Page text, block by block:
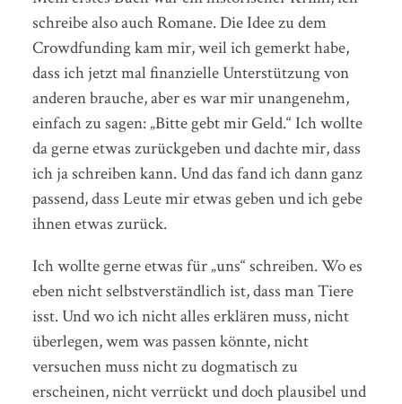
schreibe also auch Romane. Die Idee zu dem
Crowdfunding kam mir, weil ich gemerkt habe,
dass ich jetzt mal finanzielle Unterstützung von
anderen brauche, aber es war mir unangenehm,
einfach zu sagen: „Bitte gebt mir Geld.“ Ich wollte
da gerne etwas zurückgeben und dachte mir, dass
ich ja schreiben kann. Und das fand ich dann ganz
passend, dass Leute mir etwas geben und ich gebe
ihnen etwas zurück.
Ich wollte gerne etwas für „uns“ schreiben. Wo es
eben nicht selbstverständlich ist, dass man Tiere
isst. Und wo ich nicht alles erklären muss, nicht
überlegen, wem was passen könnte, nicht
versuchen muss nicht zu dogmatisch zu
erscheinen, nicht verrückt und doch plausibel und